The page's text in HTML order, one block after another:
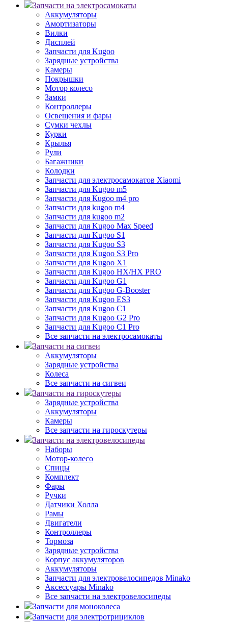
Запчасти на электросамокаты
Аккумуляторы
Амортизаторы
Вилки
Дисплей
Запчасти для Kugoo
Зарядные устройства
Камеры
Покрышки
Мотор колесо
Замки
Контроллеры
Освещения и фары
Сумки чехлы
Курки
Крылья
Рули
Багажники
Колодки
Запчасти для электросамокатов Xiaomi
Запчасти для Kugoo m5
Запчасти для Кugoo m4 pro
Запчасти для kugoo m4
Запчасти для kugoo m2
Запчасти для Kugoo Max Speed
Запчасти для Kugoo S1
Запчасти для Kugoo S3
Запчасти для Kugoo S3 Pro
Запчасти для Kugoo X1
Запчасти для Kugoo HX/HX PRO
Запчасти для Kugoo G1
Запчасти для Kugoo G-Booster
Запчасти для Kugoo ES3
Запчасти для Kugoo C1
Запчасти для Kugoo G2 Pro
Запчасти для Kugoo C1 Pro
Все запчасти на электросамокаты
Запчасти на сигвеи
Аккумуляторы
Зарядные устройства
Колеса
Все запчасти на сигвеи
Запчасти на гироскутеры
Зарядные устройства
Аккумуляторы
Камеры
Все запчасти на гироскутеры
Запчасти на электровелосипеды
Наборы
Мотор-колесо
Спицы
Комплект
Фары
Ручки
Датчики Холла
Рамы
Двигатели
Контроллеры
Тормоза
Зарядные устройства
Корпус аккумуляторов
Аккумуляторы
Запчасти для электровелосипедов Minako
Аксессуары Minako
Все запчасти на электровелосипеды
Запчасти для моноколеса
Запчасти для электротрициклов